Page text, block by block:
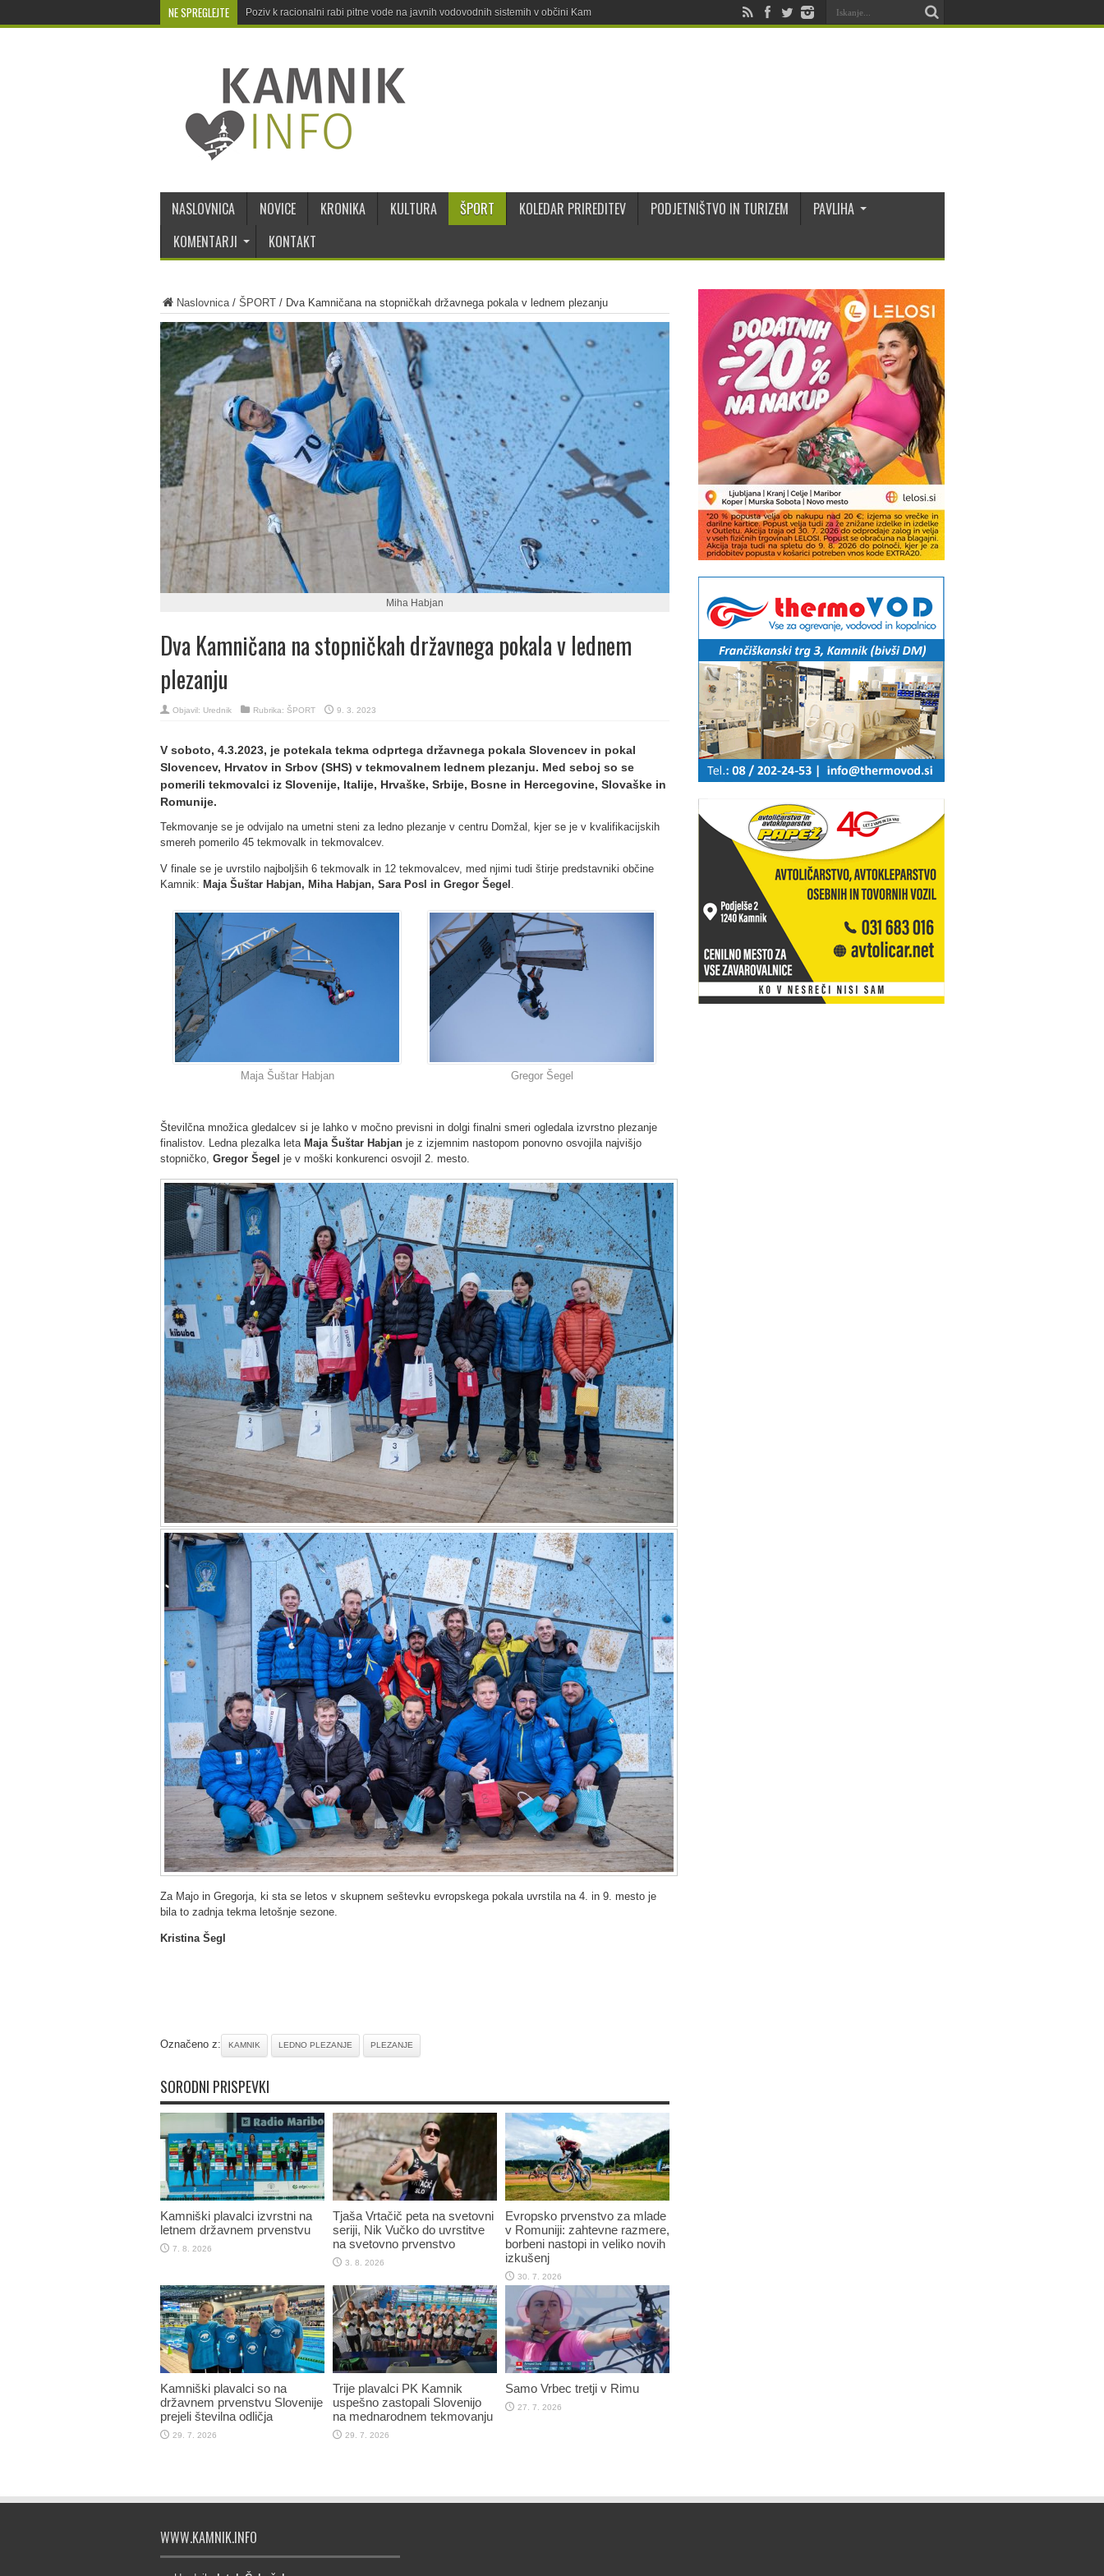
NE SPREGLEJTE Poziv k racionalni rabi pitne vode na javnih vodovodnih sistemih v občini Kamnik
NASLOVNICA NOVICE KRONIKA KULTURA ŠPORT KOLEDAR PRIREDITEV PODJETNIŠTVO IN TURIZEM
PAVLIHA
KOMENTARJI
KONTAKT
Naslovnica/ ŠPORT/ Dva Kamničana na stopničkah državnega pokala v lednem plezanju
Miha Habjan
Dva Kamničana na stopničkah državnega pokala v lednem
plezanju
Objavil: Urednik Rubrika: ŠPORT 9. 3. 2023
V soboto, 4.3.2023, je potekala tekma odprtega državnega pokala Slovencev in pokal
Slovencev, Hrvatov in Srbov (SHS) v tekmovalnem lednem plezanju. Med seboj so se
pomerili tekmovalci iz Slovenije, Italije, Hrvaške, Srbije, Bosne in Hercegovine, Slovaške in
Romunije.
Tekmovanje se je odvijalo na umetni steni za ledno plezanje v centru Domžal, kjer se je v kvalifikacijskih
smereh pomerilo 45 tekmovalk in tekmovalcev.
V finale se je uvrstilo najboljših 6 tekmovalk in 12 tekmovalcev, med njimi tudi štirje predstavniki občine
Kamnik: Maja Šuštar Habjan, Miha Habjan, Sara Posl in Gregor Šegel .
Maja Šuštar Habjan Gregor Šegel
Številčna množica gledalcev si je lahko v močno previsni in dolgi finalni smeri ogledala izvrstno plezanje
finalistov. Ledna plezalka leta Maja Šuštar Habjanje z izjemnim nastopom ponovno osvojila najvišjo
stopničko, Gregor Šegel je v moški konkurenci osvojil 2. mesto.
Za Majo in Gregorja, ki sta se letos v skupnem seštevku evropskega pokala uvrstila na 4. in 9. mesto je
bila to zadnja tekma letošnje sezone.
Kristina Šegl
Označeno z: KAMNIK LEDNO PLEZANJE PLEZANJE
SORODNI PRISPEVKI
Kamniški plavalci izvrstni na
letnem državnem prvenstvu
7. 8. 2026
Tjaša Vrtačič peta na svetovni
seriji, Nik Vučko do uvrstitve
na svetovno prvenstvo
3. 8. 2026
Evropsko prvenstvo za mlade
v Romuniji: zahtevne razmere,
borbeni nastopi in veliko novih
izkušenj
30. 7. 2026
Kamniški plavalci so na
državnem prvenstvu Slovenije
prejeli številna odličja
29. 7. 2026
Trije plavalci PK Kamnik
uspešno zastopali Slovenijo
na mednarodnem tekmovanju
29. 7. 2026
Samo Vrbec tretji v Rimu
27. 7. 2026
WWW.KAMNIK.INFO